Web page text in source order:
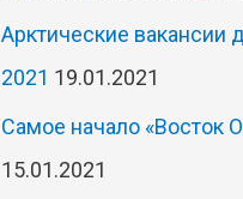
Арктические вакансии
2021 19.01.2021
Самое начало «Восток
15.01.2021